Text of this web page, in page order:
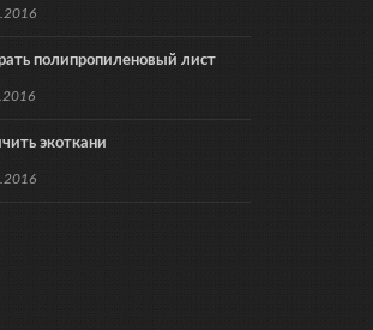
полипропиленовый лист
экоткани